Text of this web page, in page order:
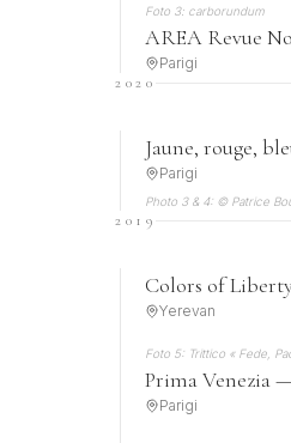
Foto 3: carborundum
AREA Revue
Parigi
2020
Jaune, rouge,
Parigi
Photo 3 & 4: © Patrice
2019
Colors of
Yerevan
Foto 5: Trittico « Fede,
Prima Venezia
Parigi